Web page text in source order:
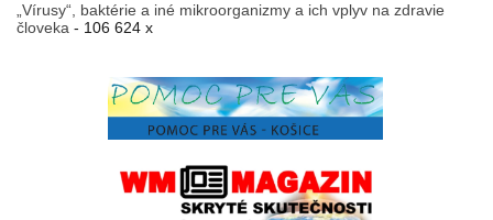
„Vírusy“, baktérie a iné mikroorganizmy a ich vplyv na zdravie
človeka - 106 624 x